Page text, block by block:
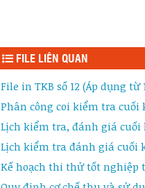
FILE LIÊN QUAN
File in TKB số 12 (Áp dụng từ
Phân công coi kiểm tra cuối
Lịch kiểm tra, đánh giá cuối
Lịch kiểm tra đánh giá cuối
Kế hoạch thi thử tốt nghiệp